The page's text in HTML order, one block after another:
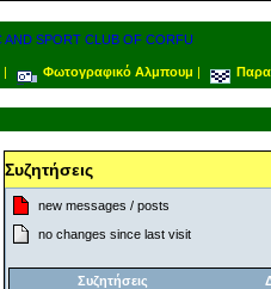
| Φωτογραφικό Αλμπουμ |
Συζητήσεις
new messages / posts
no changes since last visit
Συζητήσεις